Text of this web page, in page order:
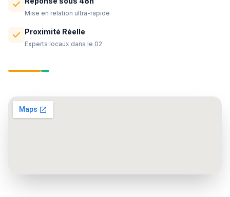
Mise en relation ultra-rapide
Proximité Réelle
Experts locaux dans le 02